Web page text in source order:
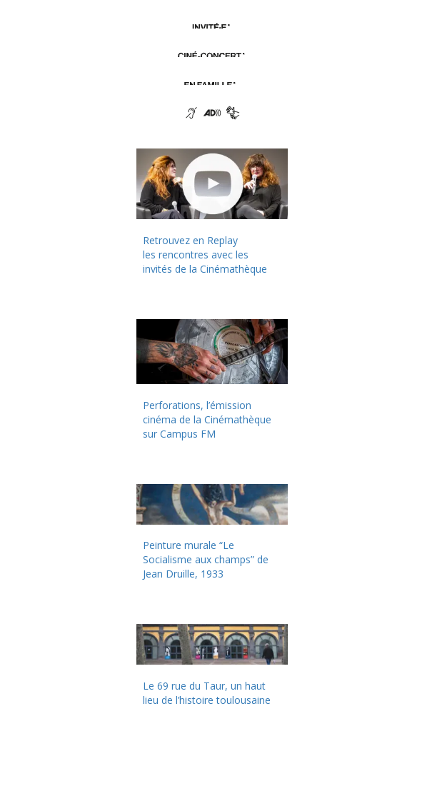
Retrouvez en Replay
les rencontres avec les
invités de la Cinémathèque
Perforations, l’émission
cinéma de la Cinémathèque
sur Campus FM
Peinture murale “Le
Socialisme aux champs” de
Jean Druille, 1933
Le 69 rue du Taur, un haut
lieu de l’histoire toulousaine